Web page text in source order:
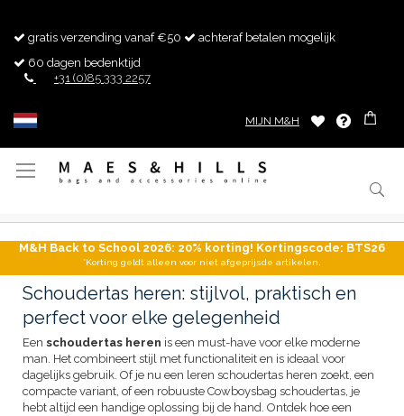
gratis verzending vanaf €50
achteraf betalen mogelijk
60 dagen bedenktijd
+31 (0)85 333 2257
MIJN M&H
Toggle
M&H Back to School 2026: 20% korting! Kortingscode: BTS26
*Korting geldt alleen voor niet afgeprijsde artikelen.
Schoudertas heren: stijlvol, praktisch en
perfect voor elke gelegenheid
Een schoudertas heren is een must-have voor elke moderne
man. Het combineert stijl met functionaliteit en is ideaal voor
dagelijks gebruik. Of je nu een leren schoudertas heren zoekt, een
compacte variant, of een robuuste Cowboysbag schoudertas, je
hebt altijd een handige oplossing bij de hand. Ontdek hoe een